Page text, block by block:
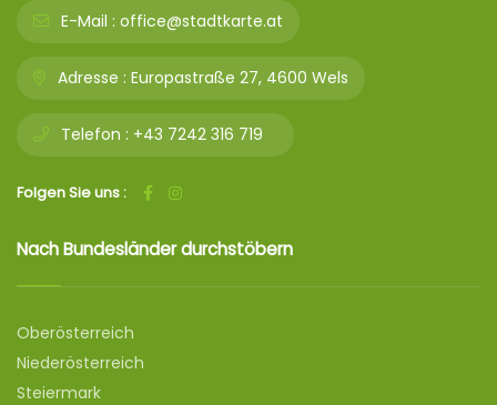
E-Mail : office@stadtkarte.at
Adresse : Europastraße 27, 4600 Wels
Telefon : +43 7242 316 719
Folgen Sie uns :
Nach Bundesländer durchstöbern
Oberösterreich
Niederösterreich
Steiermark